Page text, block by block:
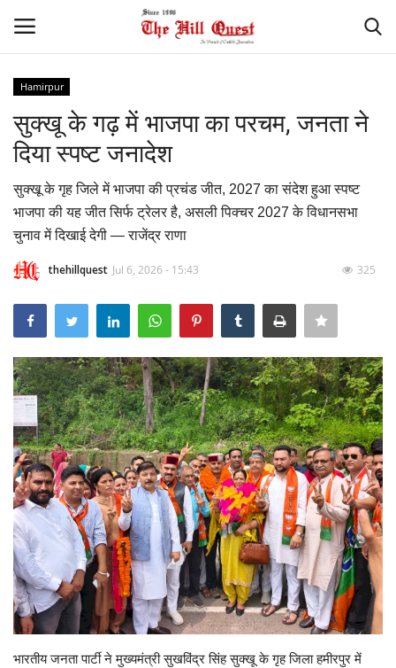
Home
Contact
National
Sports
Gallery
Enquiry
Hamirpur
सुक्खू के गढ़ में भाजपा का परचम, जनता ने
दिया स्पष्ट जनादेश
सुक्खू के गृह जिले में भाजपा की प्रचंड जीत, 2027 का संदेश हुआ स्पष्ट
भाजपा की यह जीत सिर्फ ट्रेलर है, असली पिक्चर 2027 के विधानसभा
चुनाव में दिखाई देगी — राजेंद्र राणा
thehillquest Jul 6, 2026 - 15:43 325
भारतीय जनता पार्टी ने मुख्यमंत्री सुखविंद्र सिंह सुक्खू के गृह जिला हमीरपुर में